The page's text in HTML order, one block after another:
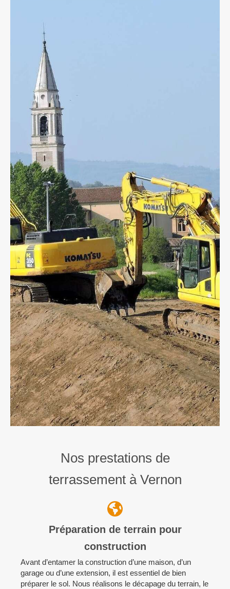
Nos prestations de
terrassement à Vernon
Préparation de terrain pour
construction
Avant d’entamer la construction d’une maison, d’un
garage ou d’une extension, il est essentiel de bien
préparer le sol. Nous réalisons le décapage du terrain, le